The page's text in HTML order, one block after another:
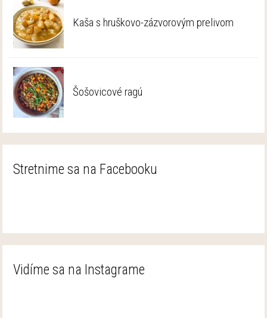
Kaša s hruškovo-zázvorovým prelivom
Šošovicové ragú
Stretnime sa na Facebooku
Vidíme sa na Instagrame